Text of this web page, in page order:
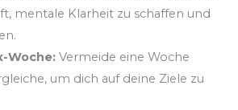
mentale Klarheit zu schaffen und
Woche: Vermeide eine Woche
um dich auf deine Ziele zu